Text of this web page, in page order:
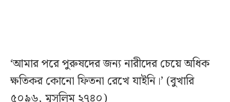
‘আমার পরে পুরুষদের জন্য নারীদের চেয়ে অধিক
ক্ষতিকর কোনো ফিতনা রেখে যাইনি।’ (বুখারি